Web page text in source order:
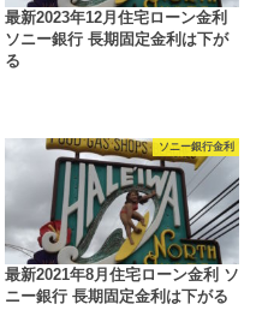
最新2023年12月住宅ローン金利
ソニー銀行 長期固定金利は下が
る
ソニー銀行金利
最新2021年8月住宅ローン金利 ソ
ニー銀行 長期固定金利は下がる